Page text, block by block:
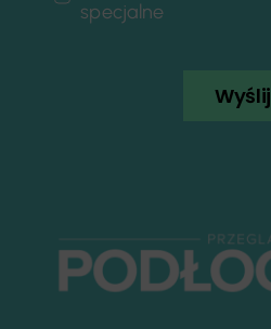
specjalne
Wyślij